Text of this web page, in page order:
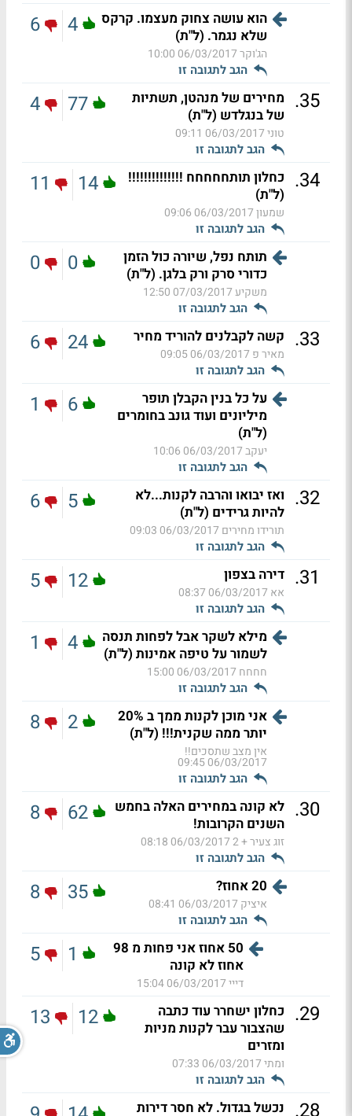
הוא עושה צחוק מעצמו. קרקס
שלא נגמר. (ל"ת)
הג'וקר06/03/2017 10:00
הגב לתגובה זו
4
6
35
. מחירים של מנהטן, תשתיות
של בנגלדש (ל"ת)
טוני06/03/2017 09:11
הגב לתגובה זו
77
4
34
. כחלון תותחחחחח !!!!!!!!!!!!!!
(ל"ת)
שמעון06/03/2017 09:06
הגב לתגובה זו
14
11
תותח נפל, שיורה כול הזמן
כדורי סרק ורק בלגן. (ל"ת)
משקיע07/03/2017 12:50
הגב לתגובה זו
0
0
33
. קשה לקבלנים להוריד מחיר
מאיר פ 06/03/2017 09:05
הגב לתגובה זו
24
6
על כל בנין הקבלן תופר
מיליונים ועוד גונב בחומרים
(ל"ת)
יעקב06/03/2017 10:06
הגב לתגובה זו
6
1
32
. ואז יבואו והרבה לקנות...לא
להיות גרידים (ל"ת)
תורידו מחירים 06/03/2017 09:03
הגב לתגובה זו
5
6
31
. דירה בצפון
אא 06/03/2017 08:37
הגב לתגובה זו
12
5
מילא לשקר אבל לפחות תנסה
לשמור על טיפה אמינות (ל"ת)
חחחח 06/03/2017 15:00
הגב לתגובה זו
4
1
אני מוכן לקנות ממך ב 20%
יותר ממה שקנית!!! (ל"ת)
אין מצב שתסכים!!
06/03/2017 09:45
הגב לתגובה זו
2
8
30
. לא קונה במחירים האלה בחמש
השנים הקרובות!
זוג צעיר + 2 06/03/2017 08:18
הגב לתגובה זו
62
8
20 אחוז?
איציק 06/03/2017 08:41
הגב לתגובה זו
35
8
50 אחוז אני פחות מ 98
אחוז לא קונה
דייי06/03/2017 15:04
1
5
29
. כחלון ישחרר עוד כתבה
שהצבור עבר לקנות מניות
ומזרים
ומתי06/03/2017 07:33
הגב לתגובה זו
12
13
נכשל בגדול. לא חסר דירות